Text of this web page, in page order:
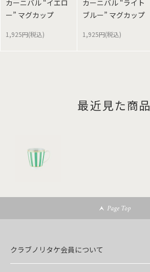
カーニバル “イエロ
ー” マグカップ
1,925円(税込)
カーニバル “ライト
ブルー” マグカップ
1,925円(税込)
最近見た商品
Page Top
クラブノリタケ会員について